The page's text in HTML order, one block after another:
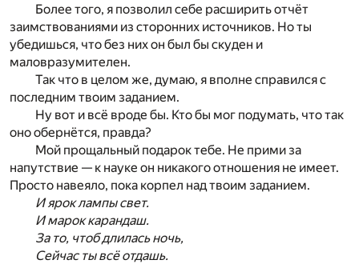
Более того, я позволил себе расширить отчёт
заимствованиями из сторонних источников. Но ты
убедишься, что без них он был бы скуден и
маловразумителен.
Так что в целом же, думаю, я вполне справился с
последним твоим заданием.
Ну вот и всё вроде бы. Кто бы мог подумать, что так
оно обернётся, правда?
Мой прощальный подарок тебе. Не прими за
напутствие — к науке он никакого отношения не имеет.
Просто навеяло, пока корпел над твоим заданием.
И ярок лампы свет.
И марок карандаш.
За то, чтоб длилась ночь,
Сейчас ты всё отдашь.